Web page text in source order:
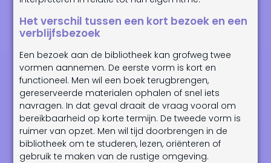
Het verschil tussen een kort bezoek en een
verblijfsbezoek
Een bezoek aan de bibliotheek kan grofweg twee
vormen aannemen. De eerste vorm is kort en
functioneel. Men wil een boek terugbrengen,
gereserveerde materialen ophalen of snel iets
navragen. In dat geval draait de vraag vooral om
bereikbaarheid op korte termijn. De tweede vorm is
ruimer van opzet. Men wil tijd doorbrengen in de
bibliotheek om te studeren, lezen, oriënteren of
gebruik te maken van de rustige omgeving.